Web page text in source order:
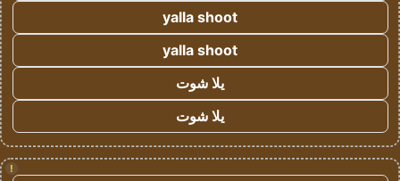
yalla shoot
yalla shoot
يلا شوت
يلا شوت
!